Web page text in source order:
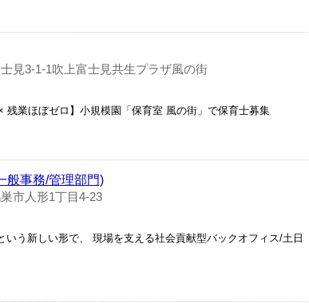
見3-1-1吹上富士見共生プラザ風の街
残業ほぼゼロ】小規模園「保育室 風の街」で保育士募集
般事務/管理部門)
市人形1丁目4-23
いう新しい形で、 現場を支える社会貢献型バックオフィス/土日